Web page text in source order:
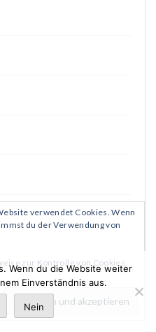
verwendet Cookies. Wenn
du der Verwendung von
zur Kontrolle von Cookies,
Wenn du die Website weiter
Einverständnis aus.
Nein